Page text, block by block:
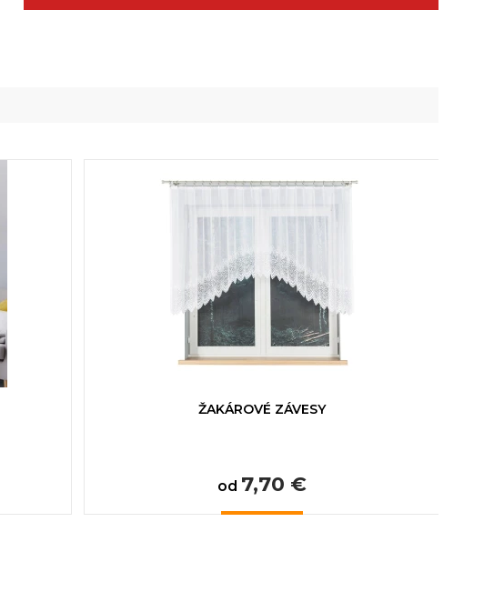
ŽAKÁROVÉ ZÁVESY
od 7,70 €